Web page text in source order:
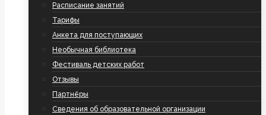
Расписание занятий
Тарифы
Анкета для поступающих
Необычная библиотека
Фестиваль детских работ
Отзывы
Партнёры
Сведения об образовательной организации